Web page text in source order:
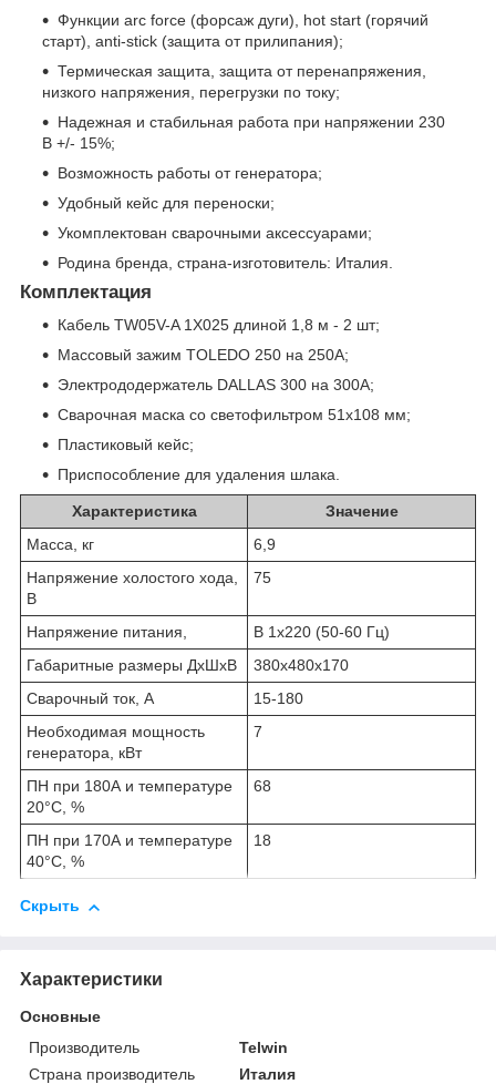
Функции arc force (форсаж дуги), hot start (горячий
старт), anti-stick (защита от прилипания);
Термическая защита, защита от перенапряжения,
низкого напряжения, перегрузки по току;
Надежная и стабильная работа при напряжении 230
В +/- 15%;
Возможность работы от генератора;
Удобный кейс для переноски;
Укомплектован сварочными аксессуарами;
Родина бренда, страна-изготовитель: Италия.
Комплектация
Кабель TW05V-A 1X025 длиной 1,8 м - 2 шт;
Массовый зажим TOLEDO 250 на 250А;
Электрододержатель DALLAS 300 на 300A;
Сварочная маска со светофильтром 51х108 мм;
Пластиковый кейс;
Приспособление для удаления шлака.
Характеристика
Значение
Масса, кг
6,9
Напряжение холостого хода,
В
75
Напряжение питания,
В 1х220 (50-60 Гц)
Габаритные размеры ДхШхВ
380х480х170
Сварочный ток, А
15-180
Необходимая мощность
генератора, кВт
7
ПН при 180А и температуре
20°С, %
68
ПН при 170А и температуре
40°С, %
18
Скрыть
Характеристики
Основные
Производитель
Telwin
Страна производитель
Италия